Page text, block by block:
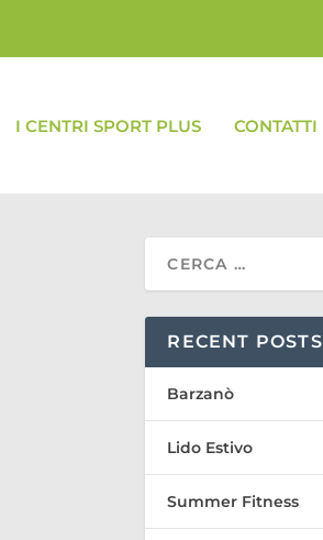
I CENTRI SPORT PLUS CONTATTI
RECENT POSTS
Barzanò
Lido Estivo
Summer Fitness